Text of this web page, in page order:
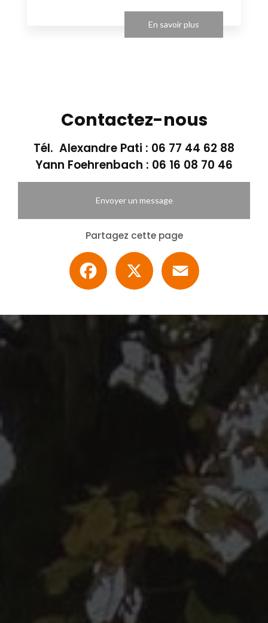
En savoir plus
Contactez-nous
Tél. Alexandre Pati : 06 77 44 62 88
Yann Foehrenbach : 06 16 08 70 46
Envoyer un message
Partagez cette page
Facebook